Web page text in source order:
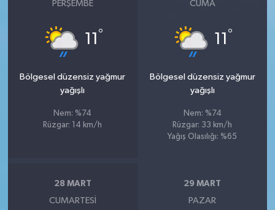
PERŞEMBE
11 °
Bölgesel düzensiz yağmur
yağışlı
Nem: %74
Rüzgar: 14 km/h
CUMA
11 °
Bölgesel düzensiz yağmur
yağışlı
Nem: %74
Rüzgar: 33 km/h
Yağış Olasılığı: %65
28 MART
CUMARTESI
29 MART
PAZAR